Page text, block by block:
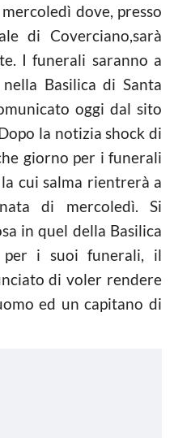
dove, presso
di Coverciano,sarà
I funerali saranno a
Basilica di Santa
oggi dal sito
la notizia shock di
giorno per i funerali
cui salma rientrerà a
di mercoledì. Si
in quel della Basilica
per i suoi funerali, il
di voler rendere
ed un capitano di